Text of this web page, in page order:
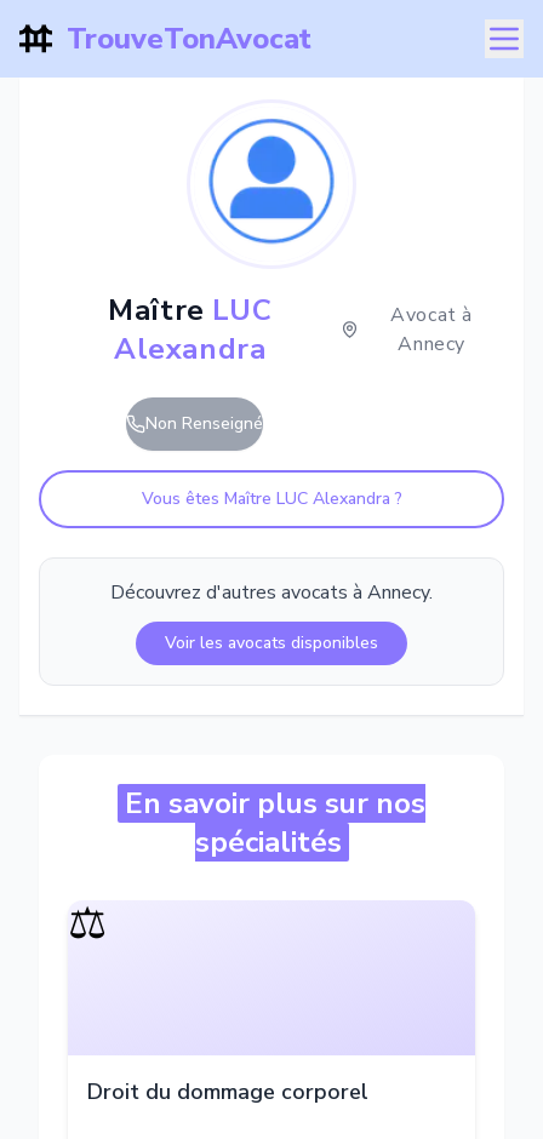
TrouveTonAvocat
Maître LUC
Alexandra
Avocat à
Annecy
Non Renseigné
Vous êtes Maître LUC Alexandra ?
Découvrez d'autres avocats à Annecy.
Voir les avocats disponibles
En savoir plus sur nos
spécialités
⚖️
Droit du dommage corporel